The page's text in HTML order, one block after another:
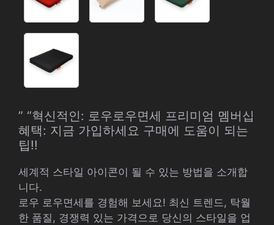
” “혁신적인: 로우로우면세 프리미엄 멤버십
혜택: 지금 가입하세요 구매에 도움이 되는
팁!!
세계적 스타일 아이콘이 될 수 있는 방법을 소개합
니다.
로우 로우면세를 경험해 보세요! 최신 트렌드, 탁월
한 품질, 경쟁력 있는 가격으로 당신의 스타일을 업